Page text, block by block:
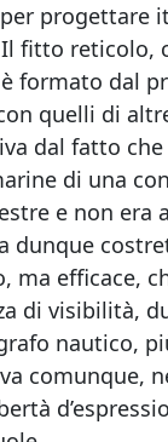
progettare
fitto reticolo,
formato dal
quelli di
dal fatto
di una
e non era
dunque
efficace,
di visibilità,
nautico,
comunque,